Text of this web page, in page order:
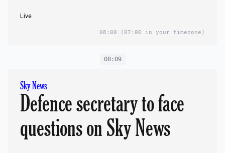
Live
08:00 (07:00 in your timezone)
08:09
Sky News
Defence secretary to face
questions on Sky News